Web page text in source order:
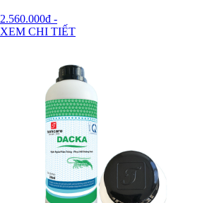
2.560.000đ -
XEM CHI TIẾT